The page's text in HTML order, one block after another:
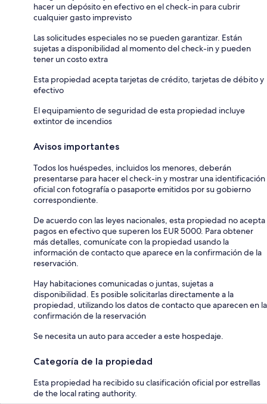
hacer un depósito en efectivo en el check-in para cubrir
cualquier gasto imprevisto
Las solicitudes especiales no se pueden garantizar. Están
sujetas a disponibilidad al momento del check-in y pueden
tener un costo extra
Esta propiedad acepta tarjetas de crédito, tarjetas de débito y
efectivo
El equipamiento de seguridad de esta propiedad incluye
extintor de incendios
Avisos importantes
Todos los huéspedes, incluidos los menores, deberán
presentarse para hacer el check-in y mostrar una identificación
oficial con fotografía o pasaporte emitidos por su gobierno
correspondiente.
De acuerdo con las leyes nacionales, esta propiedad no acepta
pagos en efectivo que superen los EUR 5000. Para obtener
más detalles, comunícate con la propiedad usando la
información de contacto que aparece en la confirmación de la
reservación.
Hay habitaciones comunicadas o juntas, sujetas a
disponibilidad. Es posible solicitarlas directamente a la
propiedad, utilizando los datos de contacto que aparecen en la
confirmación de la reservación
Se necesita un auto para acceder a este hospedaje.
Categoría de la propiedad
Esta propiedad ha recibido su clasificación oficial por estrellas
de the local rating authority.